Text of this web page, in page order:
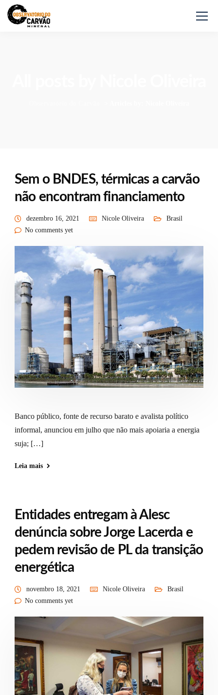
Sem o BNDES, térmicas a carvão
não encontram financiamento
dezembro 16, 2021 Nicole Oliveira
Brasil
No comments yet
Banco público, fonte de recurso barato e avalista político
informal, anunciou em julho que não mais apoiaria a energia
suja; […]
Leia mais
Entidades entregam à Alesc
denúncia sobre Jorge Lacerda e
pedem revisão de PL da transição
energética
novembro 18, 2021 Nicole Oliveira
Brasil
No comments yet